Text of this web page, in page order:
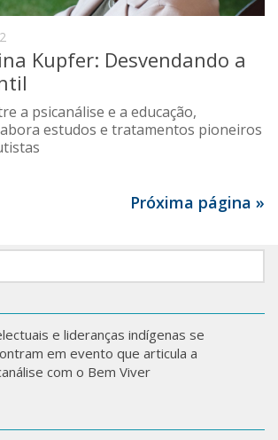
Kupfer: Desvendando a
a psicanálise e a educação,
estudos e tratamentos pioneiros
Próxima página »
e lideranças indígenas se
em evento que articula a
com o Bem Viver